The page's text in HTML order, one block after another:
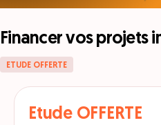
Financer vos projets
ETUDE OFFERTE
Etude OFFERTE